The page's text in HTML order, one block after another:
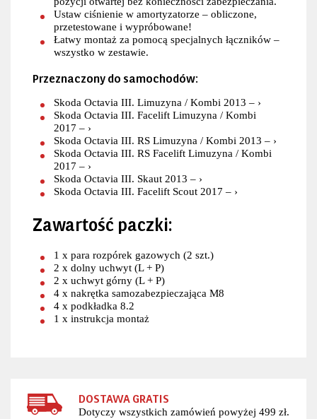
Ustaw ciśnienie w amortyzatorze – obliczone,
przetestowane i wypróbowane!
Łatwy montaż za pomocą specjalnych łączników –
wszystko w zestawie.
Przeznaczony do samochodów:
Skoda Octavia III. Limuzyna / Kombi 2013 – ›
Skoda Octavia III. Facelift Limuzyna / Kombi
2017 – ›
Skoda Octavia III. RS Limuzyna / Kombi 2013 – ›
Skoda Octavia III. RS Facelift Limuzyna / Kombi
2017 – ›
Skoda Octavia III. Skaut 2013 – ›
Skoda Octavia III. Facelift Scout 2017 – ›
Zawartość paczki:
1 x para rozpórek gazowych (2 szt.)
2 x dolny uchwyt (L + P)
2 x uchwyt górny (L + P)
4 x nakrętka samozabezpieczająca M8
4 x podkładka 8.2
1 x instrukcja montaż
DOSTAWA GRATIS
Dotyczy wszystkich zamówień powyżej 499 zł.